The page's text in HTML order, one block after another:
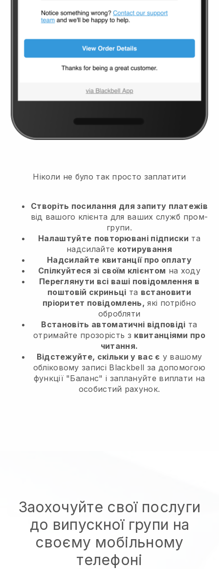
Ніколи не було так просто заплатити
Створіть посилання для запиту платежів
від вашого клієнта для ваших служб пром-
групи.
Налаштуйте повторювані підписки та
надсилайте котирування
Надсилайте квитанції про оплату
Спілкуйтеся зі своїм клієнтом на ходу
Переглянути всі ваші повідомлення в
поштовій скриньці та встановити
пріоритет повідомлень, які потрібно
обробляти
Встановіть автоматичні відповіді та
отримайте прозорість з квитанціями про
читання.
Відстежуйте, скільки у вас є у вашому
обліковому записі Blackbell за допомогою
функції "Баланс" і заплануйте виплати на
особистий рахунок.
Заохочуйте свої послуги
до випускної групи на
своєму мобільному
телефоні